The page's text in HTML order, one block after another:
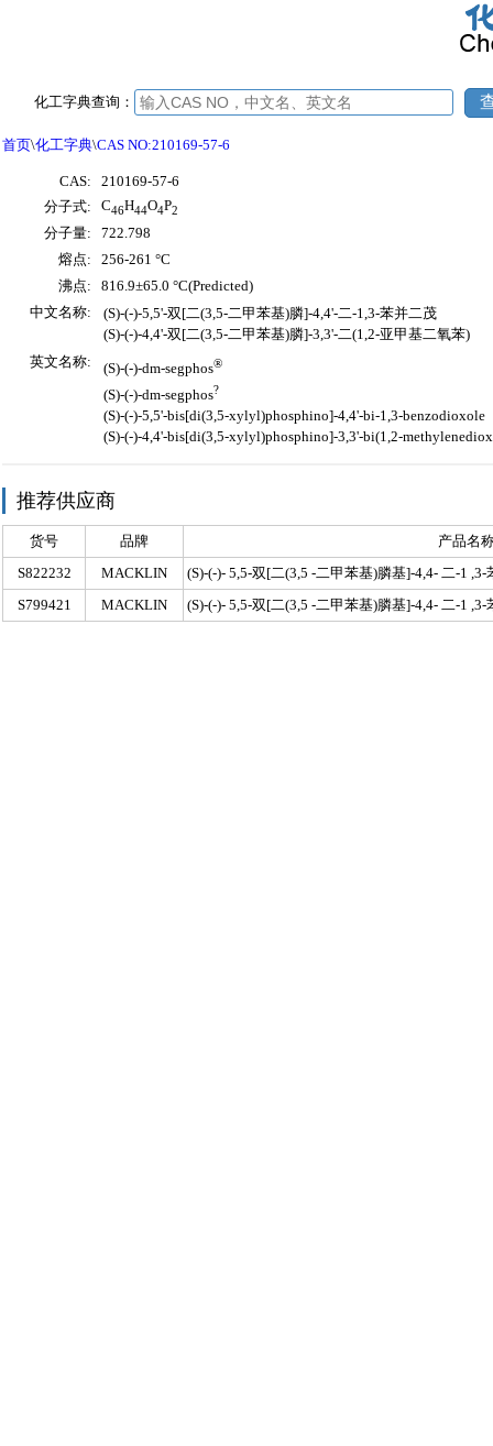
化工字典查询：
首页\化工字典\CAS NO:210169-57-6
CAS:
210169-57-6
分子式:
C46H44O4P2
分子量:
722.798
熔点:
256-261 °C
沸点:
816.9±65.0 °C(Predicted)
中文名称:
(S)-(-)-5,5'-双[二(3,5-二甲苯基)膦]-4,4'-二-1,3-苯并二茂
(S)-(-)-4,4'-双[二(3,5-二甲苯基)膦]-3,3'-二(1,2-亚甲基二氧苯)
英文名称:
(S)-(-)-dm-segphos®
(S)-(-)-dm-segphos?
(S)-(-)-5,5'-bis[di(3,5-xylyl)phosphino]-4,4'-bi-1,3-benzodioxole
(S)-(-)-4,4'-bis[di(3,5-xylyl)phosphino]-3,3'-bi(1,2-
推荐供应商
货号 品牌
产品名
S822232
MACKLIN
(S)-(-)- 5,5-双[二(3,5 -二甲苯基)膦基]-4,4- 二-1
S799421
MACKLIN (S)-(-)- 5,5-双[二(3,5 -二甲苯基)膦基]-4,4- 二-1